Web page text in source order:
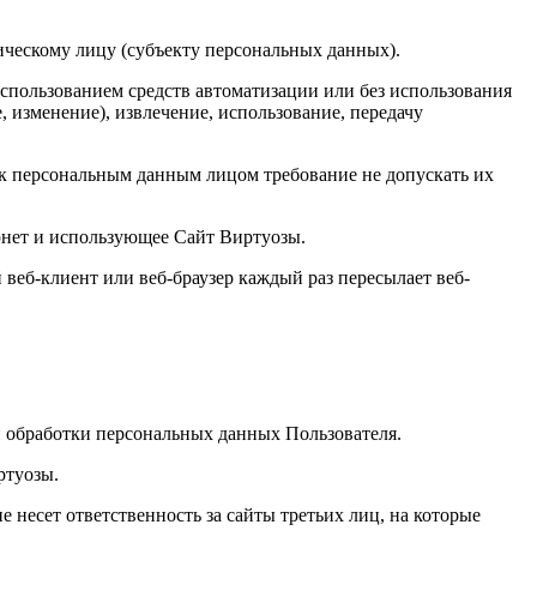
лицу (субъекту персональных данных).
средств автоматизации или без использования
извлечение, использование, передачу
данным лицом требование не допускать их
и использующее Сайт Виртуозы.
клиент или веб-браузер каждый раз пересылает веб-
персональных данных Пользователя.
ответственность за сайты третьих лиц, на которые